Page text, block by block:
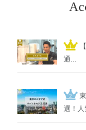
通...
選！人